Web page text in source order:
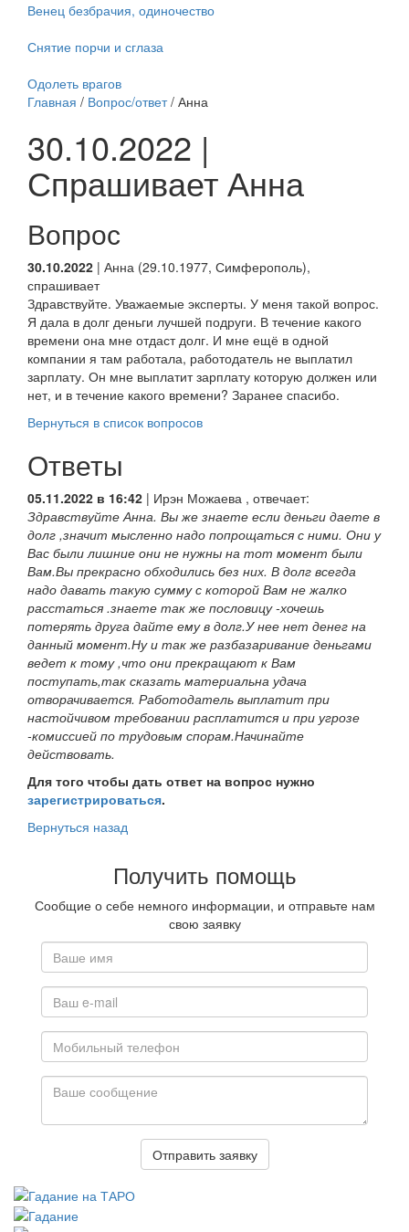
Венец безбрачия, одиночество
Снятие порчи и сглаза
Одолеть врагов
Главная / Вопрос/ответ/ Анна
30.10.2022 |
Спрашивает Анна
Вопрос
30.10.2022 | Анна (29.10.1977, Симферополь),
спрашивает
Здравствуйте. Уважаемые эксперты. У меня такой вопрос.
Я дала в долг деньги лучшей подруги. В течение какого
времени она мне отдаст долг. И мне ещё в одной
компании я там работала, работодатель не выплатил
зарплату. Он мне выплатит зарплату которую должен или
нет, и в течение какого времени? Заранее спасибо.
Вернуться в список вопросов
Ответы
05.11.2022 в 16:42 | Ирэн Можаева , отвечает:
Здравствуйте Анна. Вы же знаете если деньги даете в
долг ,значит мысленно надо попрощаться с ними. Они у
Вас были лишние они не нужны на тот момент были
Вам.Вы прекрасно обходились без них. В долг всегда
надо давать такую сумму с которой Вам не жалко
расстаться .знаете так же пословицу -хочешь
потерять друга дайте ему в долг.У нее нет денег на
данный момент.Ну и так же разбазаривание деньгами
ведет к тому ,что они прекращают к Вам
поступать,так сказать материальна удача
отворачивается. Работодатель выплатит при
настойчивом требовании расплатится и при угрозе
-комиссией по трудовым спорам.Начинайте
действовать.
Для того чтобы дать ответ на вопрос нужно
зарегистрироваться.
Вернуться назад
Получить помощь
Сообщие о себе немного информации, и отправьте нам
свою заявку
Отправить заявку